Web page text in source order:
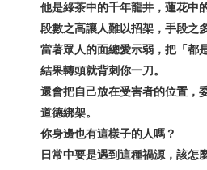
他是綠茶中的千年龍井，蓮花中
段數之高讓人難以招架，手段之
當著眾人的面總愛示弱，把「都
結果轉頭就背刺你一刀。
還會把自己放在受害者的位置，
道德綁架。
你身邊也有這樣子的人嗎？
日常中要是遇到這種禍源，該怎